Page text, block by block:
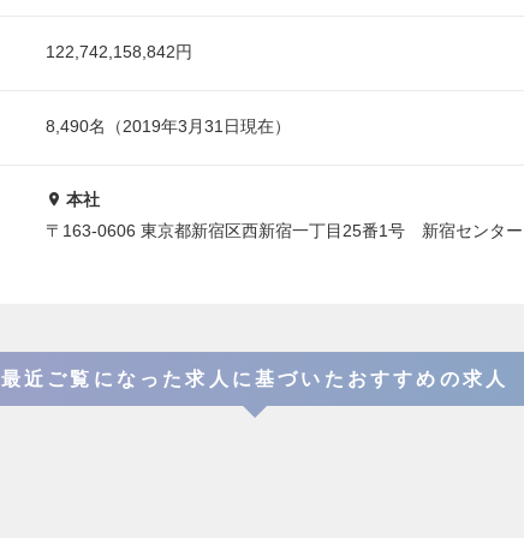
122,742,158,842円
8,490名（2019年3月31日現在）
本社
〒163-0606 東京都新宿区西新宿一丁目25番1号 新宿センタ
最近ご覧になった求人に基づいたおすすめの求人